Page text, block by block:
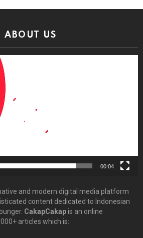
ABOUT US
00:04
and modern digital media platform
content dedicated to Indonesian
CakapCakapis an online
articles which is: